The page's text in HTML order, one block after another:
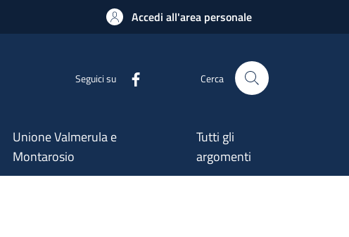
Accedi all'area personale
Seguici su Cerca
Unione Valmerula e
Montarosio
Tutti gli
argomenti